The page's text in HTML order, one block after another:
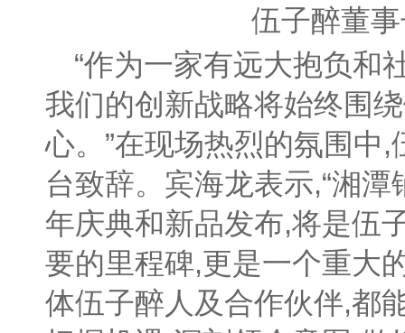
伍子醉董
“作为一家有远大抱负和
我们的创新战略将始终围
心。”在现场热烈的氛围中
台致辞。宾海龙表示,“湘潭
年庆典和新品发布,将是伍
要的里程碑,更是一个重大
体伍子醉人及合作伙伴,都